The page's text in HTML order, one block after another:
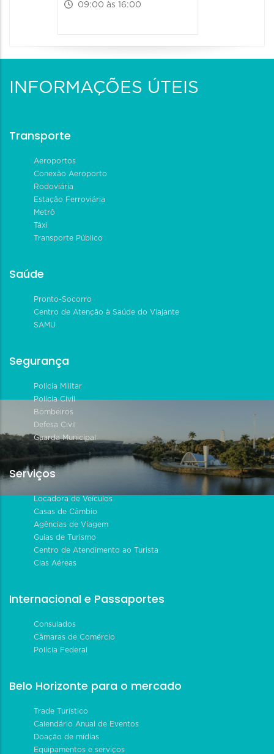
09:00 às 16:00
INFORMAÇÕES ÚTEIS
Transporte
Aeroportos
Conexão Aeroporto
Rodoviária
Estação Ferroviária
Metrô
Táxi
Transporte Público
Saúde
Pronto-Socorro
Centro de Atenção à Saúde do Viajante
SAMU
Segurança
Polícia Militar
Polícia Civil
Bombeiros
Defesa Civil
Guarda Municipal
Serviços
Locadora de Veículos
Casas de Câmbio
Agências de Viagem
Guias de Turismo
Centro de Atendimento ao Turista
Cias Aéreas
Internacional e Passaportes
Consulados
Câmaras de Comércio
Polícia Federal
Belo Horizonte para o mercado
Trade Turístico
Calendário Anual de Eventos
Doação de mídias
Equipamentos e serviços